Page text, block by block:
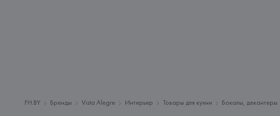
FH.BY Бренды Vista Alegre Интерьер Товары для кухни Бокалы, декантеры